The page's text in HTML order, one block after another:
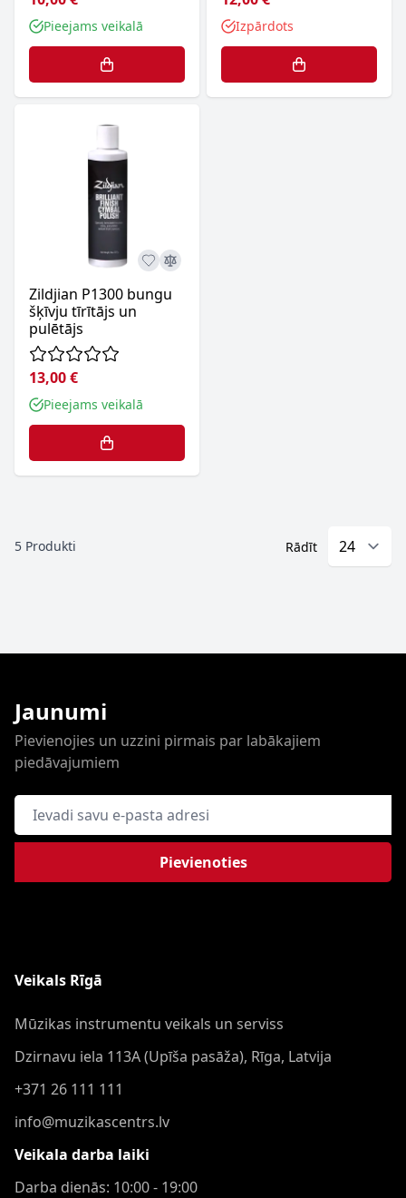
Pieejams veikalā Izpārdots
Zildjian P1300 bungu
šķīvju tīrītājs un
pulētājs
13,00 €
Pieejams veikalā
5 Produkti Rādīt
Jaunumi
Pievienojies un uzzini pirmais par labākajiem
piedāvajumiem
E-pasta adrese
Pievienoties
Veikals Rīgā
Mūzikas instrumentu veikals un serviss
Dzirnavu iela 113A (Upīša pasāža), Rīga, Latvija
+371 26 111 111
info@muzikascentrs.lv
Veikala darba laiki
Darba dienās: 10:00 - 19:00